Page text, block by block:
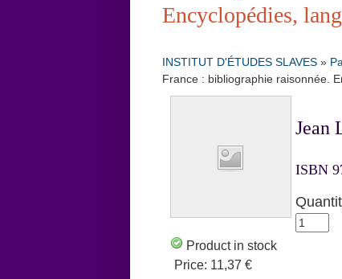
Encyclopédies,
INSTITUT D'ÉTUDES SLAVES »
France : bibliographie raisonnée.
Jean
ISBN
Product in stock
Price: 11,37 €